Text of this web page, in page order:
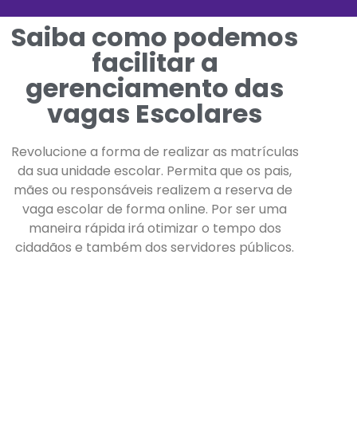
Saiba como podemos
facilitar a
gerenciamento das
vagas Escolares
Revolucione a forma de realizar as matrículas
da sua unidade escolar. Permita que os pais,
mães ou responsáveis realizem a reserva de
vaga escolar de forma online. Por ser uma
maneira rápida irá otimizar o tempo dos
cidadãos e também dos servidores públicos.